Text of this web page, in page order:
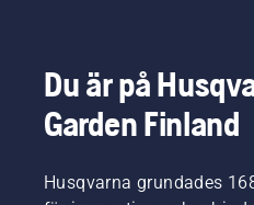
på
Husqvarna.
krångel
avsevärt.
Du är på
Garden Finland
Husqvarna grundades